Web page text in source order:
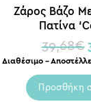
Ζάρος Βάζο
Πατίνα
39,68€
Διαθέσιμο –
Προσθήκη